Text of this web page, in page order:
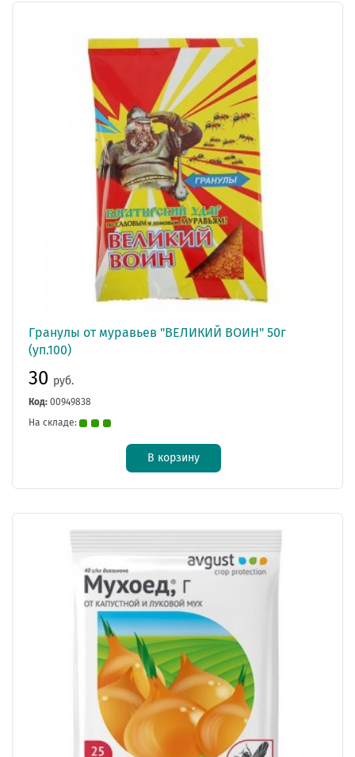
Гранулы от муравьев "ВЕЛИКИЙ ВОИН" 50г
(уп.100)
30 руб.
Код: 00949838
На складе:
В корзину